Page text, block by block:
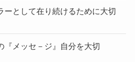
ーとして在り続けるために大切
『メッセ－ジ』自分を大切